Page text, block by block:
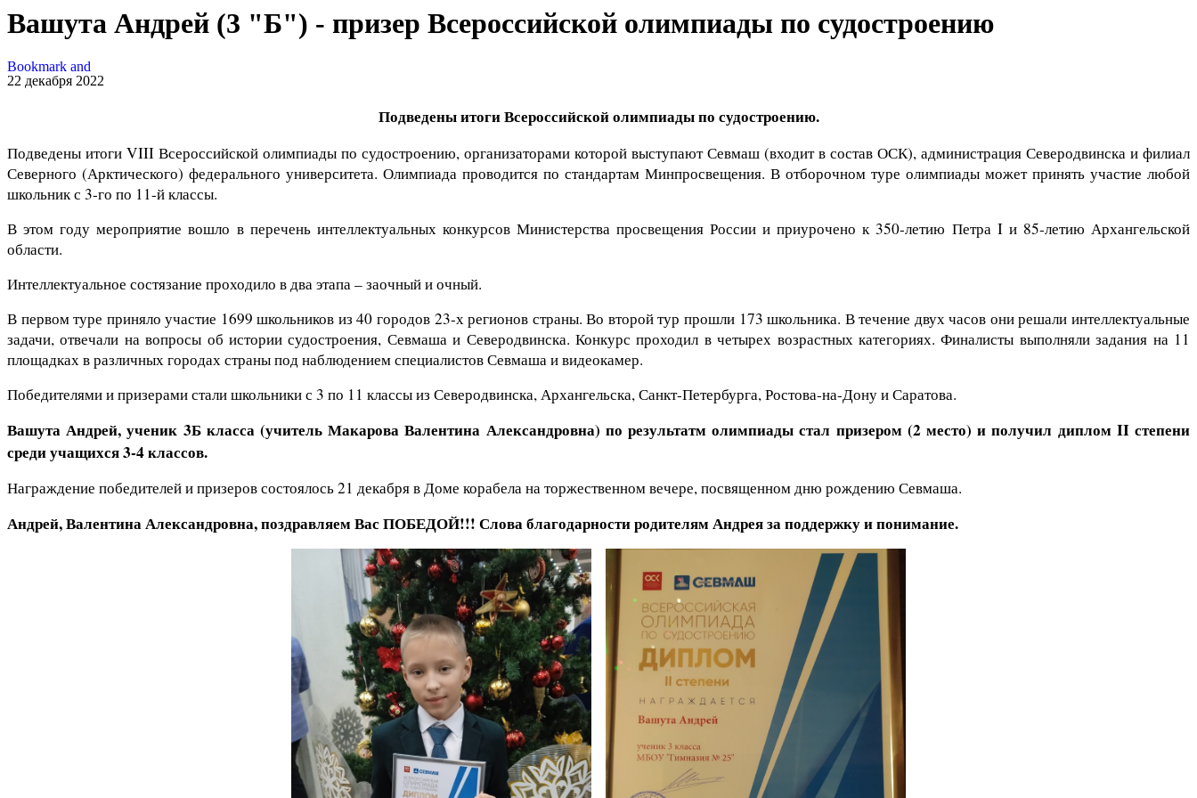
Вашута Андрей (3 "Б") - призер Всероссийской олимпиады по судостроению
22 декабря 2022
Подведены итоги Всероссийской олимпиады по судостроению.
Подведены итоги VIII Всероссийской олимпиады по судостроению, организаторами которой выступают Севмаш (входит в состав ОСК), администрация Северодвинска и филиал
Северного (Арктического) федерального университета. Олимпиада проводится по стандартам Минпросвещения. В отборочном туре олимпиады может принять участие любой
школьник с 3-го по 11-й классы.
В этом году мероприятие вошло в перечень интеллектуальных конкурсов Министерства просвещения России и приурочено к 350-летию Петра I и 85-летию Архангельской
области.
Интеллектуальное состязание проходило в два этапа – заочный и очный.
В первом туре приняло участие 1699 школьников из 40 городов 23-х регионов страны. Во второй тур прошли 173 школьника. В течение двух часов они решали интеллектуальные
задачи, отвечали на вопросы об истории судостроения, Севмаша и Северодвинска. Конкурс проходил в четырех возрастных категориях. Финалисты выполняли задания на 11
площадках в различных городах страны под наблюдением специалистов Севмаша и видеокамер.
Победителями и призерами стали школьники с 3 по 11 классы из Северодвинска, Архангельска, Санкт-Петербурга, Ростова-на-Дону и Саратова.
Вашута Андрей, ученик 3Б класса (учитель Макарова Валентина Александровна) по результатм олимпиады стал призером (2 место) и получил диплом II степени
среди учащихся 3-4 классов.
Награждение победителей и призеров состоялось 21 декабря в Доме корабела на торжественном вечере, посвященном дню рождению Севмаша.
Андрей, Валентина Александровна, поздравляем Вас ПОБЕДОЙ!!! Слова благодарности родителям Андрея за поддержку и понимание.